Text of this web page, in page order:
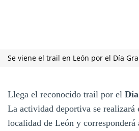
Se viene el trail en León por el Día
Llega el reconocido trail por el
La actividad deportiva se realizará
localidad de León y corresponderá